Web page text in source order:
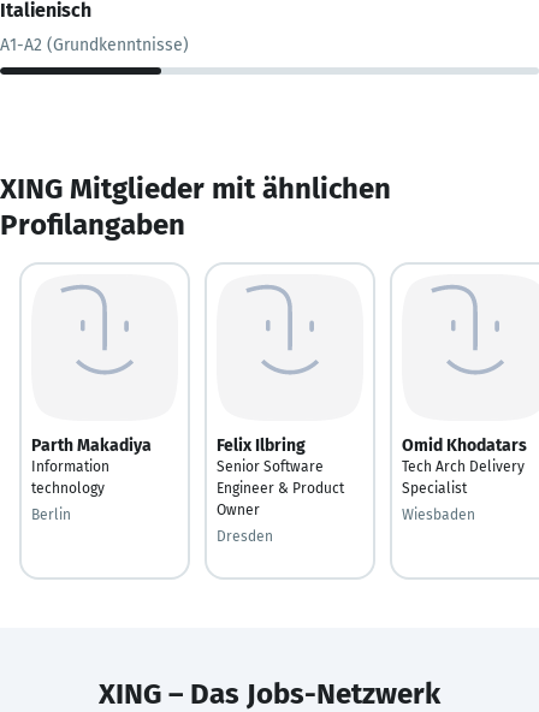
Italienisch
A1-A2 (Grundkenntnisse)
XING Mitglieder mit ähnlichen
Profilangaben
Parth Makadiya
Information
technology
Berlin
Felix Ilbring
Senior Software
Engineer & Product
Owner
Dresden
Omid Khodatars
Tech Arch Delivery
Specialist
Wiesbaden
XING – Das Jobs-Netzwerk